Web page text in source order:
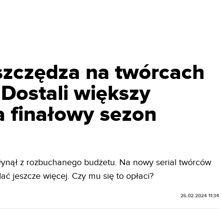
na twórcach
większy
finałowy sezon
z rozbuchanego budżetu. Na nowy serial twórców
jeszcze więcej. Czy mu się to opłaci?
26.02.2024 11:34